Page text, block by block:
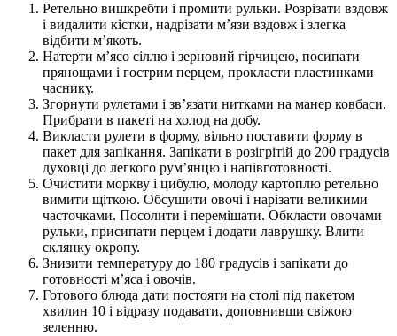
Ретельно вишкребти і промити рульки. Розрізати вздовж
і видалити кістки, надрізати м’язи вздовж і злегка
відбити м’якоть.
Натерти м’ясо сіллю і зерновий гірчицею, посипати
прянощами і гострим перцем, прокласти пластинками
часнику.
Згорнути рулетами і зв’язати нитками на манер ковбаси.
Прибрати в пакеті на холод на добу.
Викласти рулети в форму, вільно поставити форму в
пакет для запікання. Запікати в розігрітій до 200 градусів
духовці до легкого рум’янцю і напівготовності.
Очистити моркву і цибулю, молоду картоплю ретельно
вимити щіткою. Обсушити овочі і нарізати великими
часточками. Посолити і перемішати. Обкласти овочами
рульки, присипати перцем і додати лаврушку. Влити
склянку окропу.
Знизити температуру до 180 градусів і запікати до
готовності м’яса і овочів.
Готового блюда дати постояти на столі під пакетом
хвилин 10 і відразу подавати, доповнивши свіжою
зеленню.